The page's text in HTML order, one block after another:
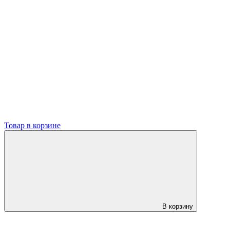
Товар в корзине
В корзину